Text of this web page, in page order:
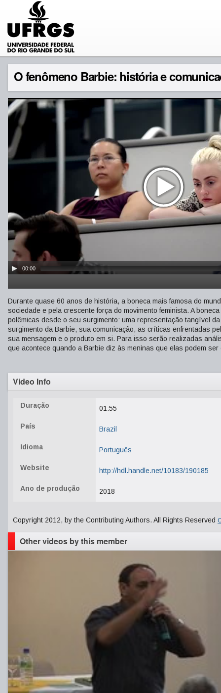
O fenômeno Barbie: história e
00:00
Durante quase 60 anos de história, a boneca mais famosa do
sociedade e pela crescente força do movimento feminista. A
polêmicas desde o seu surgimento: uma representação tangível
surgimento da Barbie, sua comunicação, as críticas enfrentadas
sua mensagem e o produto em si. Para isso serão realizadas
que acontece quando a Barbie diz às meninas que elas podem ser
Video Info
Duração 01:55
País Brazil
Idioma Português
Website http://hdl.handle.net/10183/190185
Ano de produção 2018
Copyright 2012, by the Contributing Authors. All Rights Reserved
Other videos by this member